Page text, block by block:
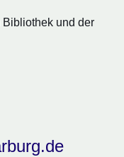
und der